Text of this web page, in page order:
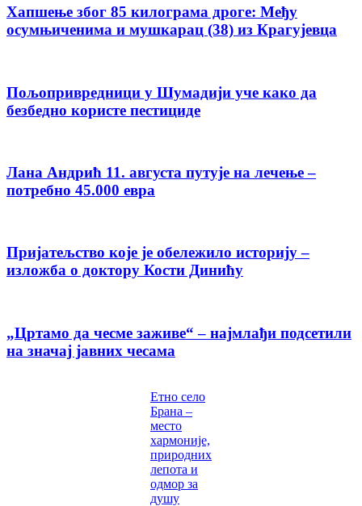
Хапшење због 85 килограма дроге: Међу
осумњиченима и мушкарац (38) из Крагујевца
Пољопривредници у Шумадији уче како да
безбедно користе пестициде
Лана Андрић 11. августа путује на лечење –
потребно 45.000 евра
Пријатељство које је обележило историју –
изложба о доктору Кости Динићу
„Цртамо да чесме заживе“ – најмлађи подсетили
на значај јавних чесама
Етно село
Брана –
место
хармоније,
природних
лепота и
одмор за
душу